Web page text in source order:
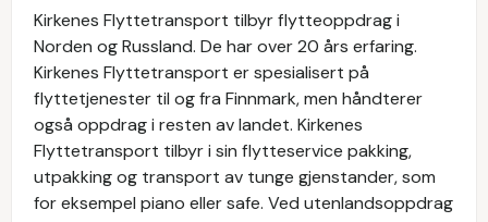
Kirkenes Flyttetransport tilbyr flytteoppdrag i
Norden og Russland. De har over 20 års erfaring.
Kirkenes Flyttetransport er spesialisert på
flyttetjenester til og fra Finnmark, men håndterer
også oppdrag i resten av landet. Kirkenes
Flyttetransport tilbyr i sin flytteservice pakking,
utpakking og transport av tunge gjenstander, som
for eksempel piano eller safe. Ved utenlandsoppdrag